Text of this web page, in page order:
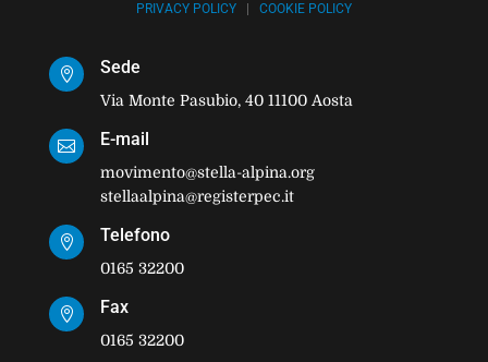
PRIVACY POLICY| COOKIE POLICY
 Sede
Via Monte Pasubio, 40 11100 Aosta
 E-mail
movimento@stella-alpina.org
stellaalpina@registerpec.it
 Telefono
0165 32200
 Fax
0165 32200